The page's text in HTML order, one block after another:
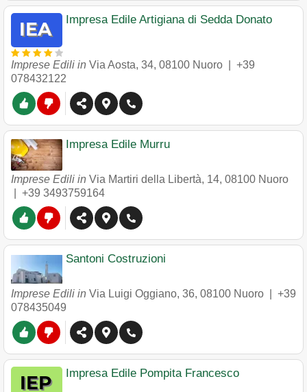
Impresa Edile Artigiana di Sedda Donato
Imprese Edili in Via Aosta, 34, 08100 Nuoro
+39
078432122
Impresa Edile Murru
Imprese Edili in Via Martiri della Libertà, 14, 08100 Nuoro
+39 3493759164
Santoni Costruzioni
Imprese Edili in Via Luigi Oggiano, 36, 08100 Nuoro
+39
078435049
Impresa Edile Pompita Francesco